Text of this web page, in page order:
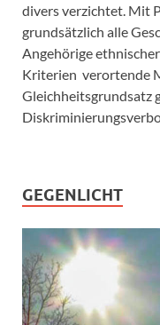
divers verzichtet. Mit
grundsätzlich alle
Angehörige
Kriterien verortende
Gleichheitsgrundsatz
GEGENLICHT